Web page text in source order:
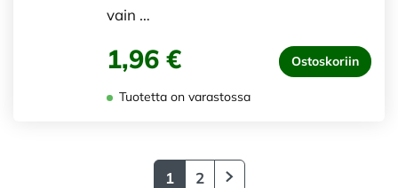
vain …
1,96 € Ostoskoriin
Tuotetta on varastossa
1 2